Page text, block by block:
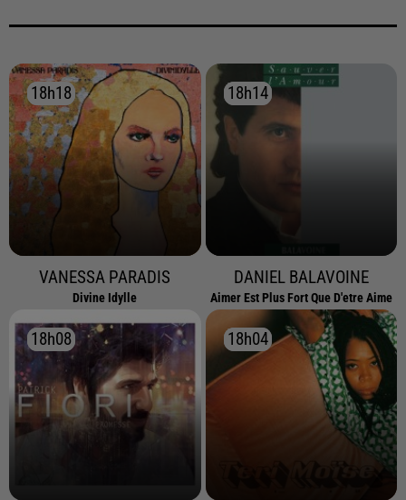
18h18
18h18
VANESSA PARADIS
Divine Idylle
18h14
18h14
DANIEL BALAVOINE
Aimer Est Plus Fort Que D'etre Aime
18h08
18h08 18h04
18h04